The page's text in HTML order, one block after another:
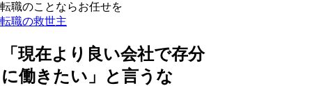
転職のことならお任せを
転職の救世主
「現在より良い会社で存分
に働きたい」と言うな